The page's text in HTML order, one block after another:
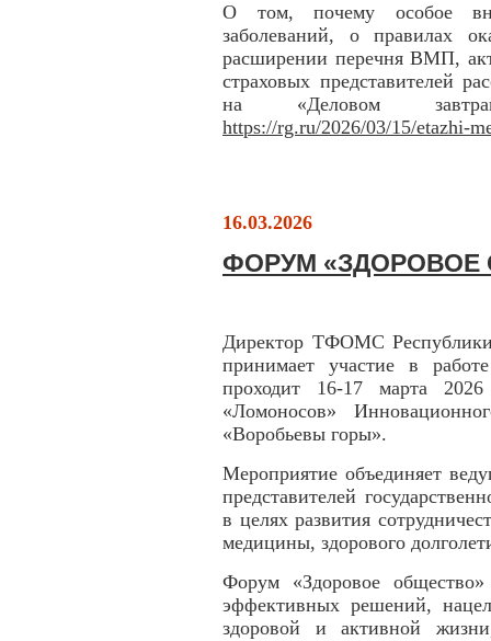
О том, почему особое
заболеваний, о правилах
расширении перечня ВМП,
страховых представителей
на «Деловом
https://rg.ru/2026/03/15/etazhi-
16.03.2026
ФОРУМ «ЗДОРОВОЕ
Директор ТФОМС
принимает участие в
проходит 16-17 марта
«Ломоносов»
«Воробьевы горы».
Мероприятие объединяет
представителей
в целях развития
медицины, здорового
Форум «Здоровое
эффективных решений,
здоровой и активной